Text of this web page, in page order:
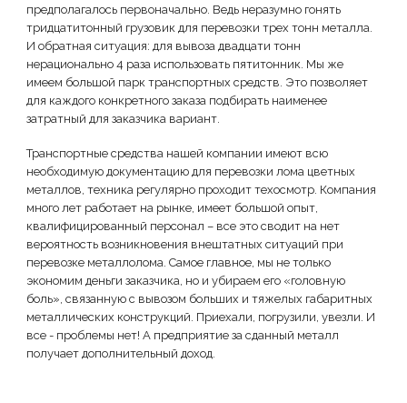
предполагалось первоначально. Ведь неразумно гонять
тридцатитонный грузовик для перевозки трех тонн металла.
И обратная ситуация: для вывоза двадцати тонн
нерационально 4 раза использовать пятитонник. Мы же
имеем большой парк транспортных средств. Это позволяет
для каждого конкретного заказа подбирать наименее
затратный для заказчика вариант.
Транспортные средства нашей компании имеют всю
необходимую документацию для перевозки лома цветных
металлов, техника регулярно проходит техосмотр. Компания
много лет работает на рынке, имеет большой опыт,
квалифицированный персонал – все это сводит на нет
вероятность возникновения внештатных ситуаций при
перевозке металлолома. Самое главное, мы не только
экономим деньги заказчика, но и убираем его «головную
боль», связанную с вывозом больших и тяжелых габаритных
металлических конструкций. Приехали, погрузили, увезли. И
все - проблемы нет! А предприятие за сданный металл
получает дополнительный доход.